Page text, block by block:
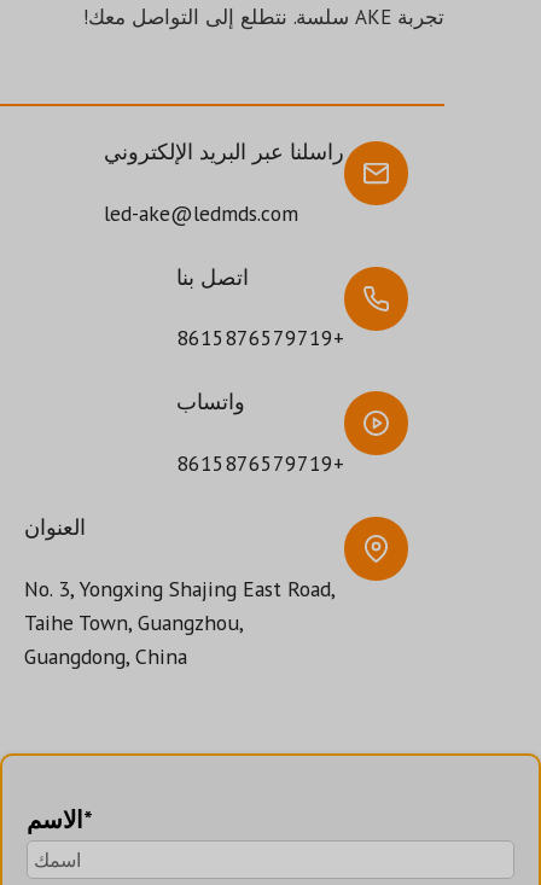
تجربة AKE سلسة. نتطلع إلى التواصل معك!
راسلنا عبر البريد الإلكتروني
led-ake@ledmds.com
اتصل بنا
+8615876579719
واتساب
+8615876579719
العنوان
No. 3, Yongxing Shajing East Road,
Taihe Town, Guangzhou,
Guangdong, China
الاسم*